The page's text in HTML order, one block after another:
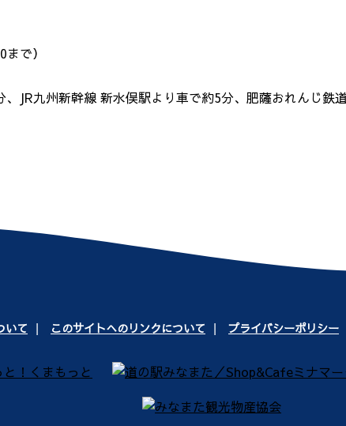
で）
JR九州新幹線 新水俣駅より車で約5分、肥薩おれんじ鉄
いて このサイトへのリンクについて プライバシーポリシー